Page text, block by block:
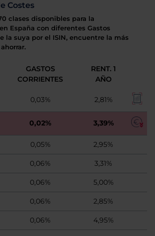
Costes
clases disponibles para la
España con diferentes Gastos
la suya por el ISIN, encuentre la más
GASTOS
CORRIENTES
RENT. 1
AÑO
0,03% 2,81%
0,02% 3,39%
0,05% 2,95%
0,06% 3,31%
0,06% 5,00%
0,06% 2,85%
0,06% 4,95%